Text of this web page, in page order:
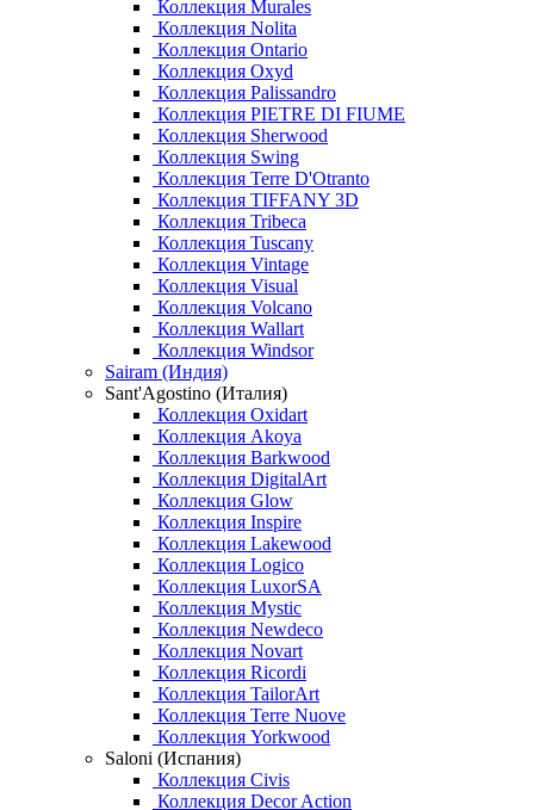
Коллекция Murales
Коллекция Nolita
Коллекция Ontario
Коллекция Oxyd
Коллекция Palissandro
Коллекция PIETRE DI FIUME
Коллекция Sherwood
Коллекция Swing
Коллекция Terre D'Otranto
Коллекция TIFFANY 3D
Коллекция Tribeca
Коллекция Tuscany
Коллекция Vintage
Коллекция Visual
Коллекция Volcano
Коллекция Wallart
Коллекция Windsor
Sairam (Индия)
Sant'Agostino (Италия)
Коллекция Oxidart
Коллекция Akoya
Коллекция Barkwood
Коллекция DigitalArt
Коллекция Glow
Коллекция Inspire
Коллекция Lakewood
Коллекция Logico
Коллекция LuxorSA
Коллекция Mystic
Коллекция Newdeco
Коллекция Novart
Коллекция Ricordi
Коллекция TailorArt
Коллекция Terre Nuove
Коллекция Yorkwood
Saloni (Испания)
Коллекция Civis
Коллекция Decor Action